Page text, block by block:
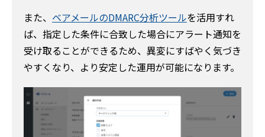
また、 ベアメールのDMARC分析ツールを活用すれ
ば、指定した条件に合致した場合にアラート通知を
受け取ることができるため、異変にすばやく気づき
やすくなり、より安定した運用が可能になります。